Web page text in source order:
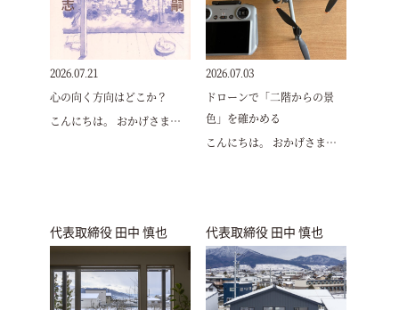
2026.07.21
心の向く方向はどこか？
こんにちは。 おかげさま…
2026.07.03
ドローンで「二階からの景
色」を確かめる
こんにちは。 おかげさま…
代表取締役 田中 慎也 代表取締役 田中 慎也